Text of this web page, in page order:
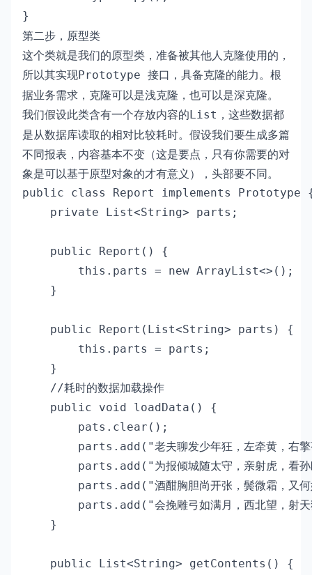
}
第二步，原型类
这个类就是我们的原型类，准备被其他人克隆使用的，
所以其实现Prototype 接口，具备克隆的能力。根
据业务需求，克隆可以是浅克隆，也可以是深克隆。
我们假设此类含有一个存放内容的List ，这些数据都
是从数据库读取的相对比较耗时。假设我们要生成多篇
不同报表，内容基本不变（这是要点，只有你需要的对
象是可以基于原型对象的才有意义），头部要不同。
public class Report implements Prototype
    private List<String> parts;
    public Report() {
        this.parts = new ArrayList<>();
    }
    public Report(List<String> parts) {
        this.parts = parts;
    }
    //耗时的数据加载操作
    public void loadData() {
        pats.clear();
parts.add("老夫聊发少年狂，左牵黄，右擎
parts.add("为报倾城随太守，亲射虎，看
parts.add("酒酣胸胆尚开张，鬓微霜，又何
parts.add("会挽雕弓如满月，西北望，射
    }
    public List<String> getContents() {